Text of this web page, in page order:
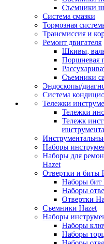
Съемники
Система смазки
Тормозная
Трансмиссия и
Ремонт двигателя
Шкивы,
Поршневая
Съемники
Эндоскопы/
Система
Тележки
Тележки
Тележк
инструмента
Наборы
Наборы для
Hazet
Отвертки и биты
Наборы бит
Наборы
Отвертки
Съемники Hazet
Наборы
Наборы
Наборы